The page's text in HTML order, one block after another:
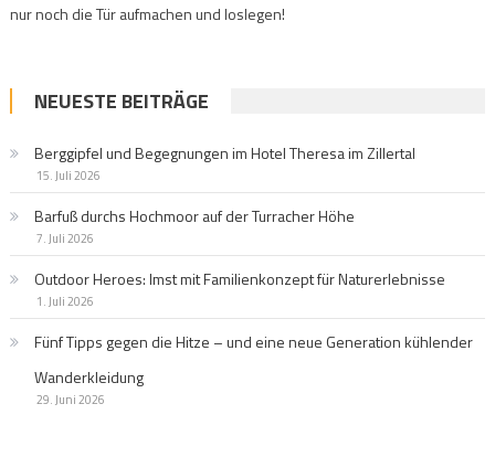
nur noch die Tür aufmachen und loslegen!
NEUESTE BEITRÄGE
Berggipfel und Begegnungen im Hotel Theresa im Zillertal
15. Juli 2026
Barfuß durchs Hochmoor auf der Turracher Höhe
7. Juli 2026
Outdoor Heroes: Imst mit Familienkonzept für Naturerlebnisse
1. Juli 2026
Fünf Tipps gegen die Hitze – und eine neue Generation kühlender
Wanderkleidung
29. Juni 2026